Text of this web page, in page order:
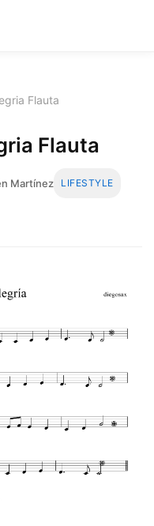
Flauta
Flauta
Martínez LIFESTYLE